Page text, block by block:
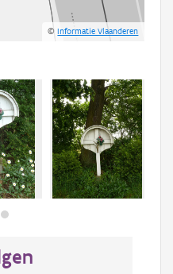
©Informatie Vlaanderen